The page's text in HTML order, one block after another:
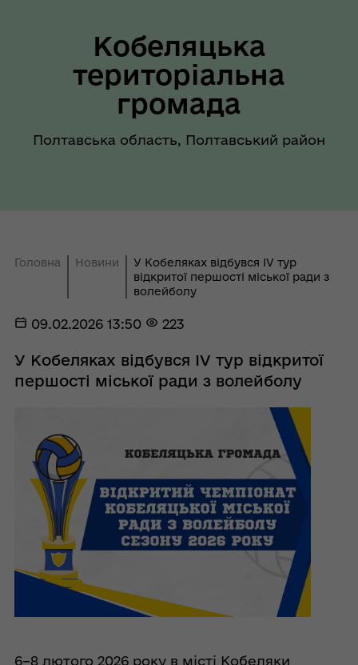
Кобеляцька
територіальна
громада
Полтавська область, Полтавський район
Головна Новини
У Кобеляках відбувся IV тур
відкритої першості міської ради з
волейболу
09.02.2026 13:50 223
У Кобеляках відбувся IV тур відкритої
першості міської ради з волейболу
6–8 лютого 2026 року в місті Кобеляки